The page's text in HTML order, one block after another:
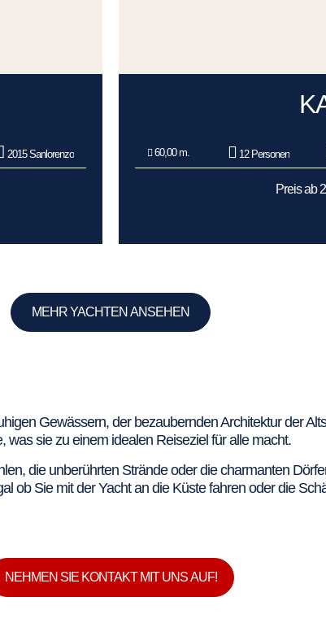
2015 Sanlorenzo 60,00 m. 12 Personen
Preis ab
MEHR YACHTEN ANSEHEN
Gewässern, der bezaubernden Architektur der
was sie zu einem idealen Reiseziel für alle macht.
die unberührten Strände oder die charmanten
ob Sie mit der Yacht an die Küste fahren oder die
NEHMEN SIE KONTAKT MIT UNS AUF!